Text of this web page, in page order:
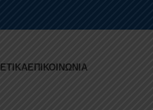
ΕΠΙΚΟΙΝΩΝΊΑ